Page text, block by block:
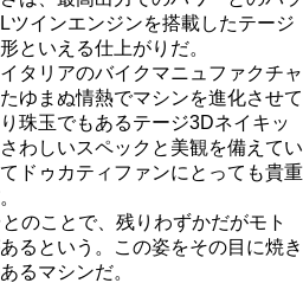
ツインエンジンを搭載したテージ
といえる仕上がりだ。
タリアのバイクマニュファクチャ
ゆまぬ情熱でマシンを進化させて
珠玉でもあるテージ3Dネイキッ
わしいスペックと美観を備えてい
ドゥカティファンにとっても貴重
のことで、残りわずかだがモト
るという。この姿をその目に焼き
るマシンだ。